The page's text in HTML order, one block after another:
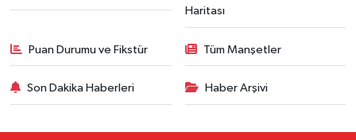
Haritası
Puan Durumu ve Fikstür Tüm Manşetler
Son Dakika Haberleri Haber Arşivi